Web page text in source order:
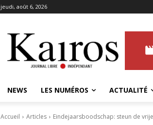
jeudi, août 6, 2026
NEWS LES NUMÉROS ACTUALITÉ
Accueil Articles Eindejaarsboodschap: steun de